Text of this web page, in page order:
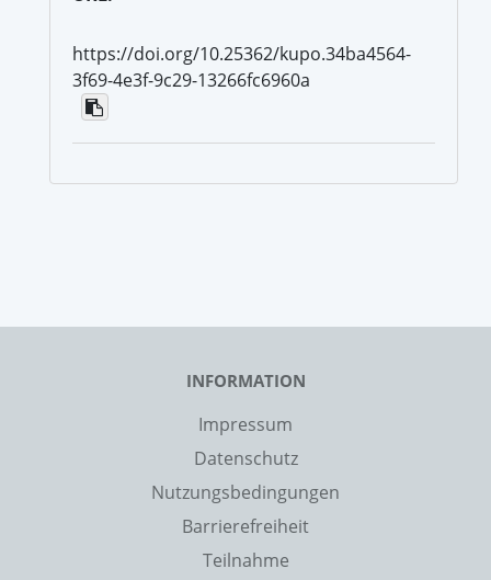
https://doi.org/10.25362/kupo.34ba4564-
3f69-4e3f-9c29-13266fc6960a
INFORMATION
Impressum
Datenschutz
Nutzungsbedingungen
Barrierefreiheit
Teilnahme